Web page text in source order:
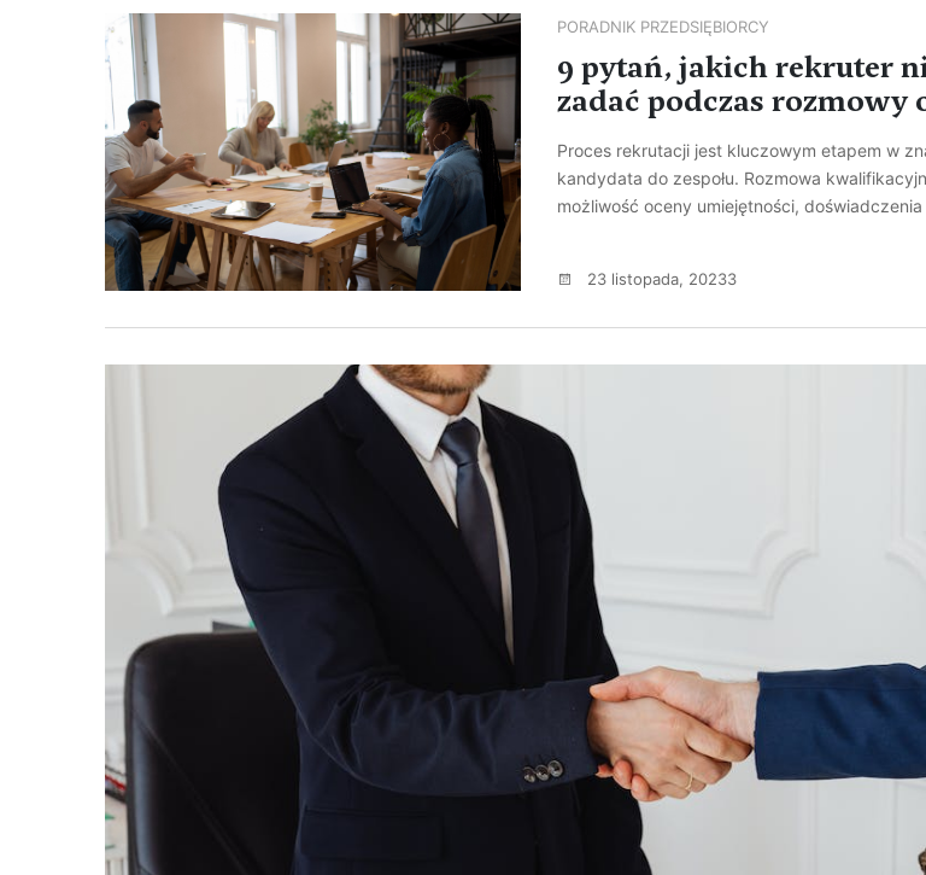
PORADNIK PRZEDSIĘBIORCY
9 pytań, jakich rekruter
zadać podczas rozmowy
Proces rekrutacji jest kluczowym etapem w
kandydata do zespołu. Rozmowa
możliwość oceny umiejętności,
23 listopada, 20233